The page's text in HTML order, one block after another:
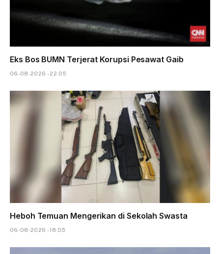
Eks Bos BUMN Terjerat Korupsi Pesawat Gaib
06-08-2026 - 22.05
Heboh Temuan Mengerikan di Sekolah Swasta
06-08-2026 - 18.05